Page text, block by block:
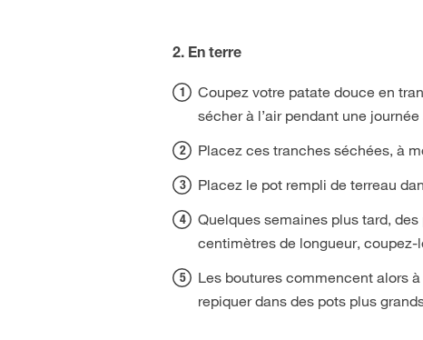
2. En terre
Coupez votre patate douce en
sécher à l’air pendant une
Placez ces tranches séchées, à
Placez le pot rempli de terreau
Quelques semaines plus tard,
centimètres de longueur, coupez-
Les boutures commencent alors
repiquer dans des pots plus